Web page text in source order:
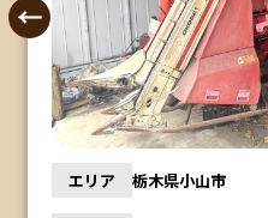
エリア 栃木県小山市